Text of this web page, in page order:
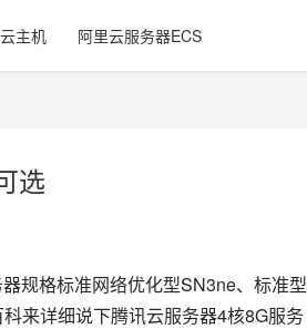
主机 阿里云服务器ECS
选
规格标准网络优化型SN3ne、标准型
来详细说下腾讯云服务器4核8G服务